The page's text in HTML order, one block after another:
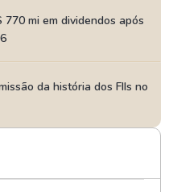
770 mi em dividendos após
da história dos FIIs no